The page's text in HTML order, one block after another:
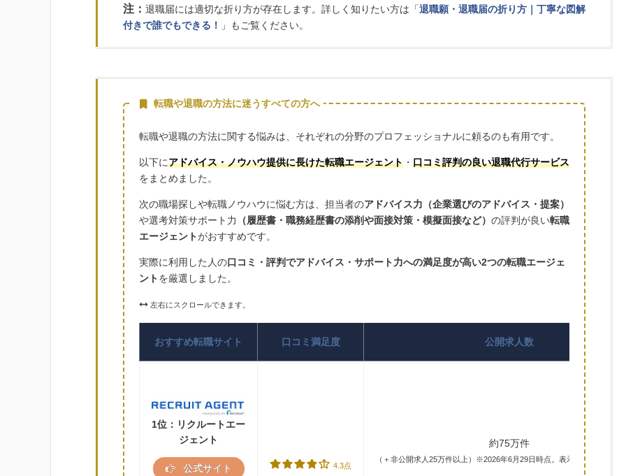
注： 退職届には適切な折り方が存在します。詳しく知りたい方は「退職願・退職届の折り方｜丁寧な図解
付きで誰でもできる！
」もご覧ください。
転職や退職の方法に迷うすべての方へ
転職や退職の方法に関する悩みは、それぞれの分野のプロフェッショナルに頼るのも有用です。
以下にアドバイス・ノウハウ提供に長けた転職エージェント ・ 口コミ評判の良い退職代行サービス
をまとめました。
次の職場探しや転職ノウハウに悩む方は、担当者のアドバイス力（企業選びのアドバイス・提案）
や選考対策サポート力
（履歴書・職務経歴書の添削や面接対策・模擬面接など） の評判が良い転職
エージェントがおすすめです。
実際に利用した人の口コミ・評判でアドバイス・サポート力への満足度が高い2つの転職エージェ
ントを厳選しました。
左右にスクロールできます。
おすすめ転職サイト 口コミ満足度 公開求人数
1位：リクルートエー
ジェント
公式サイト 4.3点
約75万件
（＋非公開求人25万件以上）※2026年6月29日時点。表示件数は採用予定